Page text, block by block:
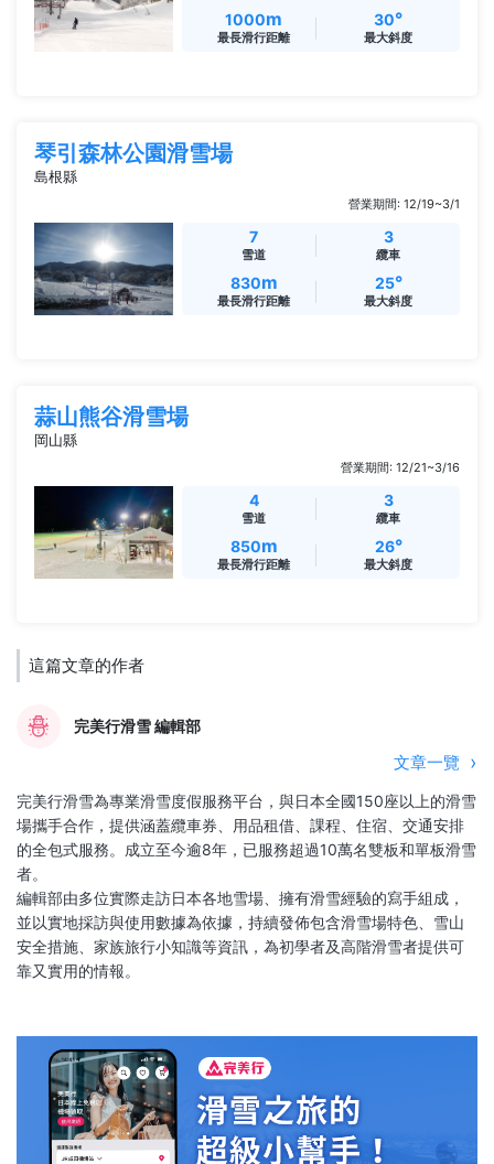
1000m
最長滑行距離
30°
最大斜度
琴引森林公園滑雪場
島根縣
營業期間: 12/19~3/1
7
雪道
3
纜車
830m
最長滑行距離
25°
最大斜度
蒜山熊谷滑雪場
岡山縣
營業期間: 12/21~3/16
4
雪道
3
纜車
850m
最長滑行距離
26°
最大斜度
這篇文章的作者
完美行滑雪 編輯部
文章一覽
完美行滑雪為專業滑雪度假服務平台，與日本全國150座以上的滑雪
場攜手合作，提供涵蓋纜車券、用品租借、課程、住宿、交通安排
的全包式服務。成立至今逾8年，已服務超過10萬名雙板和單板滑雪
者。
編輯部由多位實際走訪日本各地雪場、擁有滑雪經驗的寫手組成，
並以實地採訪與使用數據為依據，持續發佈包含滑雪場特色、雪山
安全措施、家族旅行小知識等資訊，為初學者及高階滑雪者提供可